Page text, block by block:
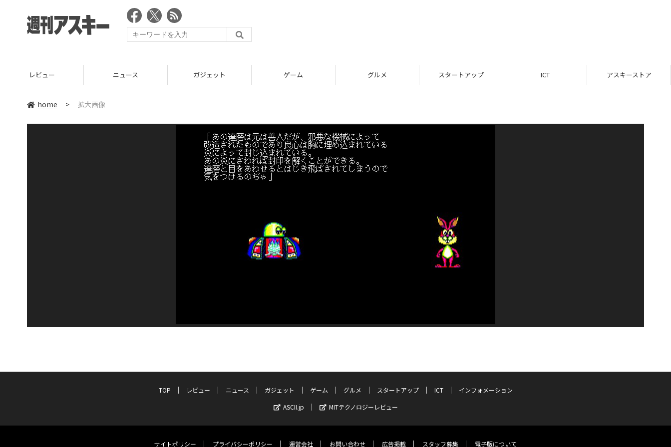
レビュー ニュース ガジェット ゲーム グルメ スタートアップ ICT アスキーストア
home > 拡大画像
TOP レビュー ニュース ガジェット ゲーム グルメ スタートアップ ICT
インフォメーション
ASCII.jp
MITテクノロジーレビュー
サイトポリシー プライバシーポリシー 運営会社 お問い合わせ 広告掲載 スタッフ募集 電子版について